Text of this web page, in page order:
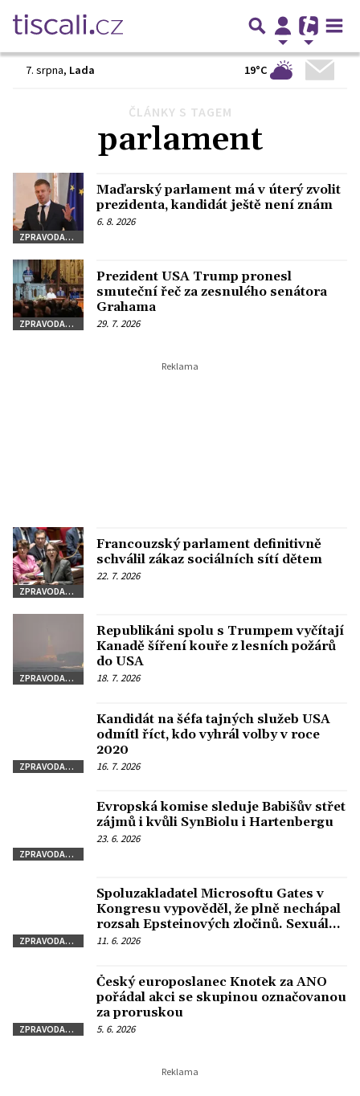
7. srpna, Lada 19°C
ČLÁNKY S TAGEM
parlament
ZPRAVODAJSTVÍ
Maďarský parlament má v úterý zvolit
prezidenta, kandidát ještě není znám
6. 8. 2026
ZPRAVODAJSTVÍ
Prezident USA Trump pronesl
smuteční řeč za zesnulého senátora
Grahama
29. 7. 2026
ZPRAVODAJSTVÍ
Francouzský parlament definitivně
schválil zákaz sociálních sítí dětem
22. 7. 2026
ZPRAVODAJSTVÍ
Republikáni spolu s Trumpem vyčítají
Kanadě šíření kouře z lesních požárů
do USA
18. 7. 2026
ZPRAVODAJSTVÍ
Kandidát na šéfa tajných služeb USA
odmítl říct, kdo vyhrál volby v roce
2020
16. 7. 2026
ZPRAVODAJSTVÍ
Evropská komise sleduje Babišův střet
zájmů i kvůli SynBiolu i Hartenbergu
23. 6. 2026
ZPRAVODAJSTVÍ
Spoluzakladatel Microsoftu Gates v
Kongresu vypověděl, že plně nechápal
rozsah Epsteinových zločinů. Sexuální
delikvent ho podle něj vydíral.
11. 6. 2026
ZPRAVODAJSTVÍ
Český europoslanec Knotek za ANO
pořádal akci se skupinou označovanou
za proruskou
5. 6. 2026
… 28 Další